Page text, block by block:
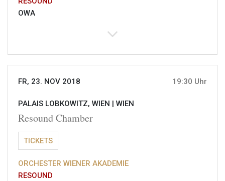
OWA
FR, 23. NOV 2018 19:30 Uhr
PALAIS LOBKOWITZ, WIEN | WIEN
Resound Chamber
TICKETS
ORCHESTER WIENER AKADEMIE
RESOUND